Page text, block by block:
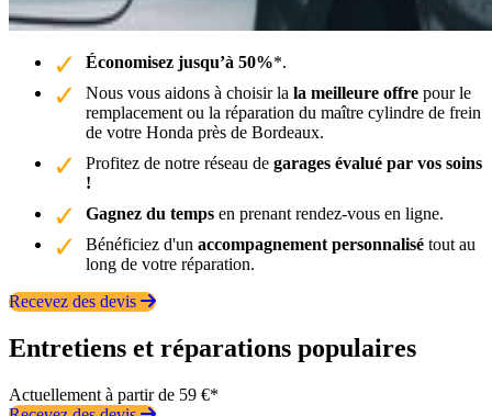
Économisez jusqu’à 50%*.
Nous vous aidons à choisir la la meilleure offre pour le
remplacement ou la réparation du maître cylindre de frein
de votre Honda près de Bordeaux.
Profitez de notre réseau de garages évalué par vos soins
!
Gagnez du temps en prenant rendez-vous en ligne.
Bénéficiez d'un accompagnement personnalisé tout au
long de votre réparation.
Recevez des devis
Entretiens et réparations populaires
Actuellement à partir de 59 €*